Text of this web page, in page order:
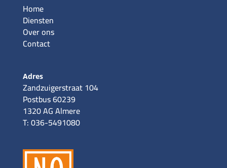
Home
Diensten
Over ons
Contact
Adres
Zandzuigerstraat 104
Postbus 60239
1320 AG Almere
T: 036-5491080